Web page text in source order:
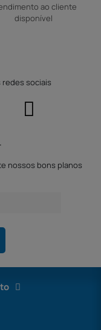
ao cliente
disponível
sociais
nossos bons planos